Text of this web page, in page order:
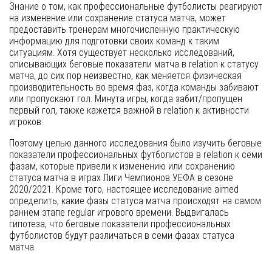
Знание о том, как профессиональные футболисты реагируют
на изменение или сохранение статуса матча, может
предоставить тренерам многочисленную практическую
информацию для подготовки своих команд к таким
ситуациям. Хотя существует несколько исследований,
описывающих беговые показатели матча в relation к статусу
матча, до сих пор неизвестно, как меняется физическая
производительность во время фаз, когда команды забивают
или пропускают гол. Минута игры, когда забит/пропущен
первый гол, также кажется важной в relation к активности
игроков.
Поэтому целью данного исследования было изучить беговые
показатели профессиональных футболистов в relation к семи
фазам, которые привели к изменению или сохранению
статуса матча в играх Лиги Чемпионов УЕФА в сезоне
2020/2021. Кроме того, настоящее исследование aimed
определить, какие фазы статуса матча происходят на самом
раннем этапе regular игрового времени. Выдвигалась
гипотеза, что беговые показатели профессиональных
футболистов будут различаться в семи фазах статуса
матча.